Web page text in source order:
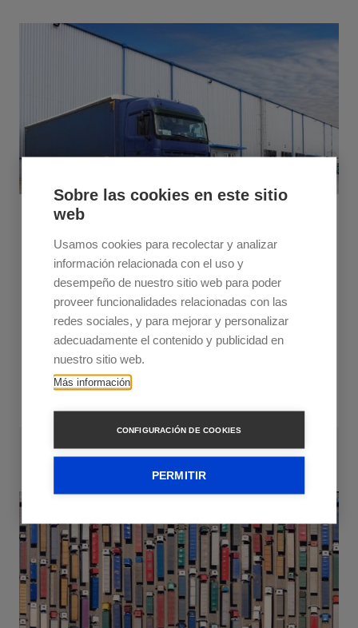
Sobre las cookies en este sitio
web
Usamos cookies para recolectar y analizar
información relacionada con el uso y
desempeño de nuestro sitio web para poder
proveer funcionalidades relacionadas con las
redes sociales, y para mejorar y personalizar
adecuadamente el contenido y publicidad en
nuestro sitio web.
Más información
CONFIGURACIÓN DE COOKIES
PERMITIR
January 9, 2023
Qu'est-ce qu'un commissionnaire de
transport ? Fonctions et avantages
Les commissionnaires de transport regroupent
l'offre et la demande d'expéditions et optimisent
les opérations. Découvrez ses avantages !